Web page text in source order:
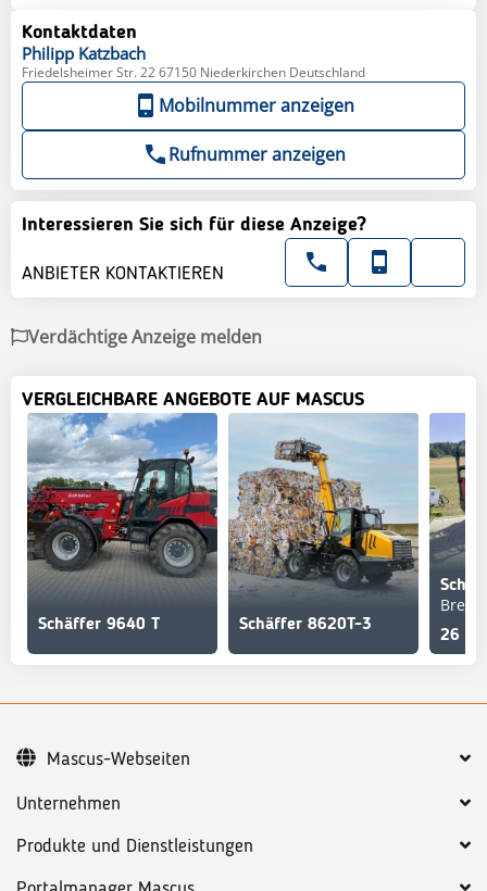
Kontaktdaten
Philipp Katzbach
Friedelsheimer Str. 22 67150 Niederkirchen Deutschland
Mobilnummer anzeigen
Rufnummer anzeigen
Interessieren Sie sich für diese Anzeige?
ANBIETER KONTAKTIEREN
Verdächtige Anzeige melden
VERGLEICHBARE ANGEBOTE AUF MASCUS
Schäffer 9640 T Schäffer 8620T-3
26
Unternehmen
Produkte und Dienstleistungen
Mascus-Webseiten